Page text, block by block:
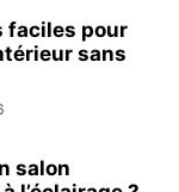
faciles pour
sans
salon